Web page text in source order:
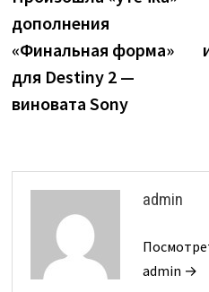
по
записям
дополнения
«Финальная форма»
для Destiny 2 —
виновата Sony
admin
admin →